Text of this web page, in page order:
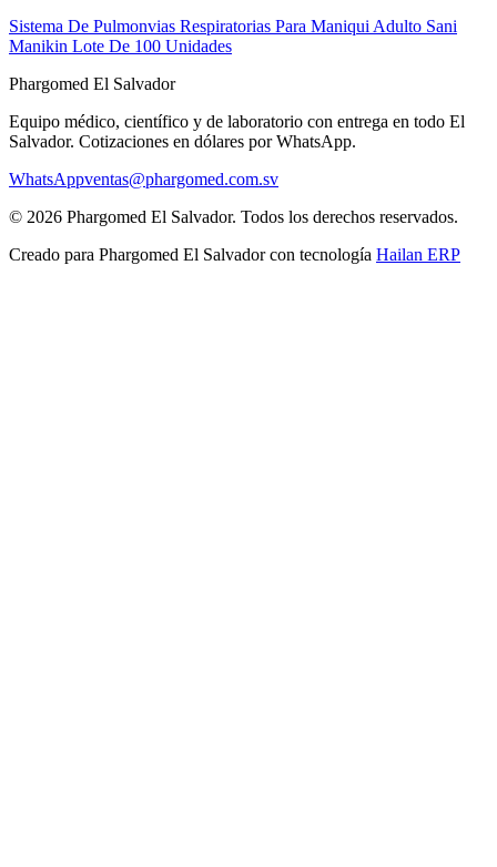
Sistema De Pulmonvias Respiratorias Para Maniqui Adulto Sani
Manikin Lote De 100 Unidades
Phargomed El Salvador
Equipo médico, científico y de laboratorio con entrega en todo El
Salvador. Cotizaciones en dólares por WhatsApp.
WhatsAppventas@phargomed.com.sv
© 2026 Phargomed El Salvador. Todos los derechos reservados.
Creado para Phargomed El Salvadorcon tecnología Hailan ERP